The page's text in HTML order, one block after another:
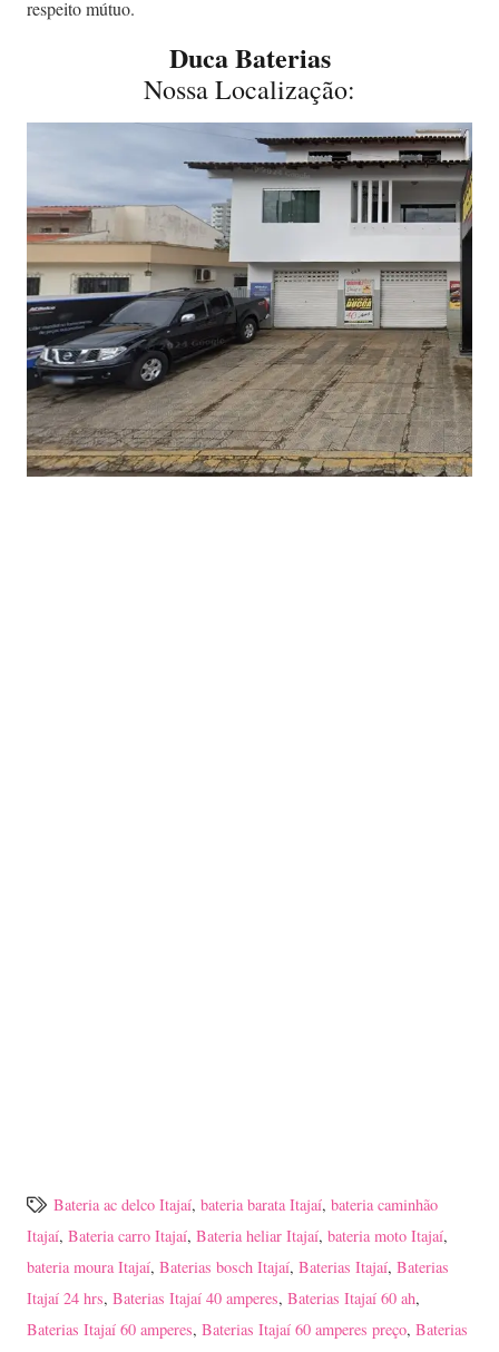
respeito mútuo.
Duca Baterias
Nossa Localização:
Bateria ac delco Itajaí, bateria barata Itajaí, bateria caminhão
Itajaí, Bateria carro Itajaí, Bateria heliar Itajaí, bateria moto Itajaí,
bateria moura Itajaí, Baterias bosch Itajaí, Baterias Itajaí, Baterias
Itajaí 24 hrs, Baterias Itajaí 40 amperes, Baterias Itajaí 60 ah,
Baterias Itajaí 60 amperes, Baterias Itajaí 60 amperes preço, Baterias